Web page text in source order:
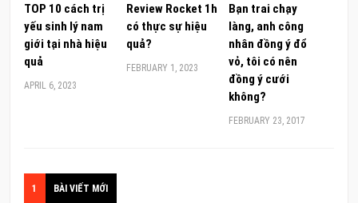
TOP 10 cách trị
yếu sinh lý nam
giới tại nhà hiệu
quả
APRIL 6, 2023
Review Rocket 1h
có thực sự hiệu
quả?
FEBRUARY 1, 2023
Bạn trai chạy
làng, anh công
nhân đồng ý đổ
vỏ, tôi có nên
đồng ý cưới
không?
FEBRUARY 23, 2017
1 BÀI VIẾT MỚI